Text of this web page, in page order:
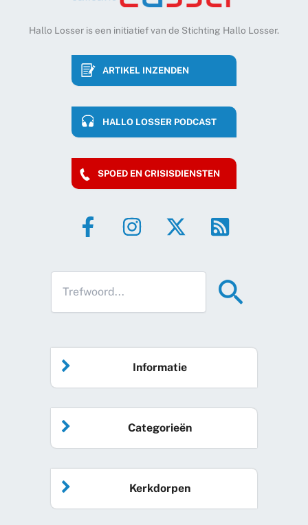
Hallo Losser is een initiatief van de Stichting Hallo Losser.
ARTIKEL INZENDEN
HALLO LOSSER PODCAST
SPOED EN CRISISDIENSTEN
Informatie
Home
Agenda
Categorieën
Algemeen nieuws
Kerkdorpen